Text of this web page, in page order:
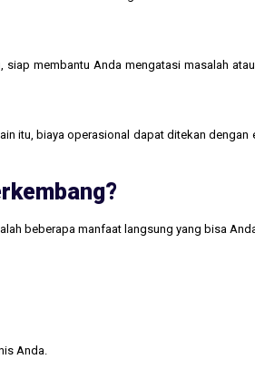
membantu Anda mengatasi masalah
itu, biaya operasional dapat ditekan dengan
beberapa manfaat langsung yang bisa
Anda.